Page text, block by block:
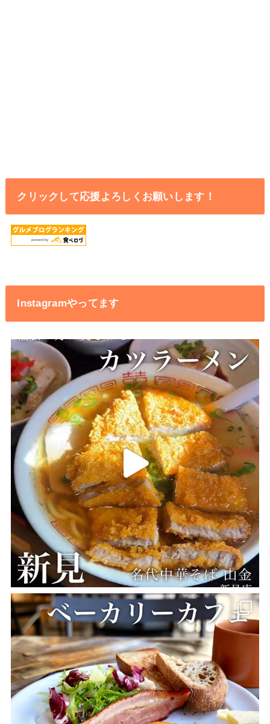
クリックして応援よろしくお願いします！
Instagramやってます